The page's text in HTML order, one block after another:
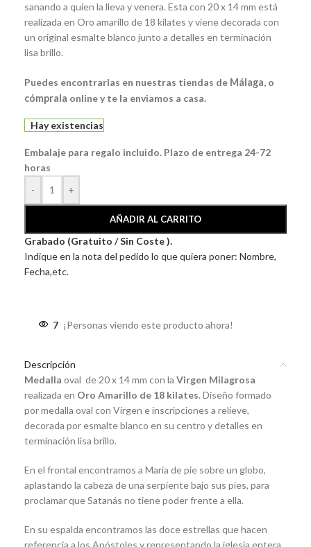
sanando a quien la lleva y venera. Esta con 20 x 14 mm está
realizada en Oro amarillo de 18 kilates y viene decorada con
un original esmalte blanco junto a detalles en terminación
lisa brillo.
Puedes encontrarlas en nuestras tiendas de Málaga, o
cómprala online y te la enviamos a casa.
Hay existencias
Embalaje para regalo incluido. Plazo de entrega 24-72
horas
-
+
AÑADIR AL CARRITO
Grabado (Gratuito / Sin Coste ).
Indique en la nota del pedido lo que quiera poner: Nombre,
Fecha,etc.
7 ¡Personas viendo este producto ahora!
Descripción
Medalla oval de 20 x 14 mm con la Virgen Milagrosa
realizada en Oro Amarillo de 18 kilates. Diseño formado
por medalla oval con Virgen e inscripciones a relieve,
decorada por esmalte blanco en su centro y detalles en
terminación lisa brillo.
En el frontal encontramos a María de pie sobre un globo,
aplastando la cabeza de una serpiente bajo sus pies, para
proclamar que Satanás no tiene poder frente a ella.
En su espalda encontramos las doce estrellas que hacen